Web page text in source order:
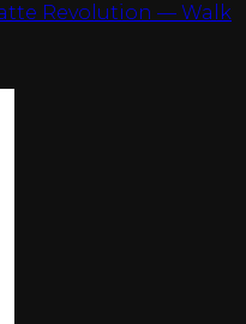
Revolution — Walk